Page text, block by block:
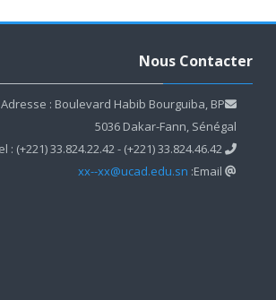
Nous Contacter
Adresse : Boulevard Habib Bourguiba, BP
5036 Dakar-Fann, Sénégal
Tel : (+221) 33.824.22.42 - (+221) 33.824.46.42
xx--xx@ucad.edu.sn